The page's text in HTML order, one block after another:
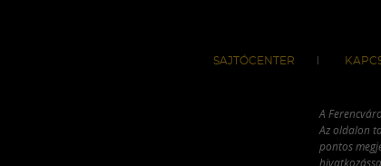
SAJTÓCENTER
A
Az oldalon
pontos